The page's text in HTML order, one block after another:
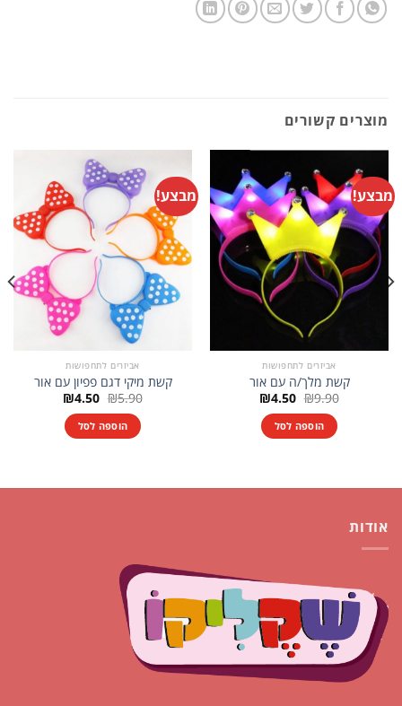
מוצרים קשורים
מבצע!
אביזרים לתחפושות
קשת מלך/ה עם אור
₪9.90 המחיר
המקורי
היה:
₪9.90.
₪4.50 המחיר
הנוכחי
הוספה לסל
מבצע!
אביזרים לתחפושות
קשת מיקי דגם פפיון עם אור
₪5.90 המחיר
המקורי
היה:
₪5.90.
₪4.50 המחיר
הנוכחי
הוספה לסל
אודות